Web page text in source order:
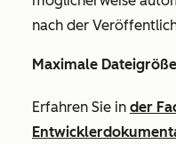
nach der
Maximale
Erfahren Sie in der